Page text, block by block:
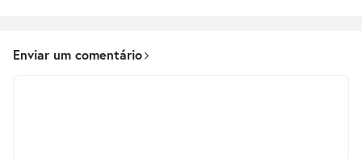
Enviar um comentário